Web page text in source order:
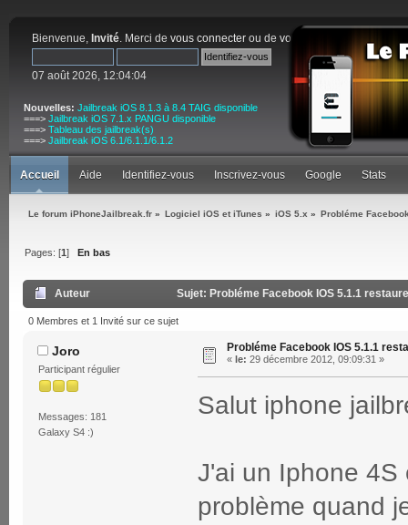
Bienvenue, Invité. Merci de vous connecter ou de vous inscrire
07 août 2026, 12:04:04
Nouvelles: Jailbreak iOS 8.1.3 à 8.4 TAIG disponible
===> Jailbreak iOS 7.1.x PANGU disponible
===> Tableau des jailbreak(s)
===> Jailbreak iOS 6.1/6.1.1/6.1.2
Accueil Aide Identifiez-vous Inscrivez-vous Google Stats
Le forum iPhoneJailbreak.fr » Logiciel iOS et iTunes » iOS 5.x » Probléme
Pages: [1] En bas
Auteur Sujet: Probléme Facebook IOS 5.1.1
0 Membres et 1 Invité sur ce sujet
Joro
Participant régulier
Messages: 181
Galaxy S4 :)
Probléme Facebook IOS 5.1.1
« le: 29 décembre 2012, 09:09:31 »
Salut iphone
J'ai un Iphone 4S
problème quand